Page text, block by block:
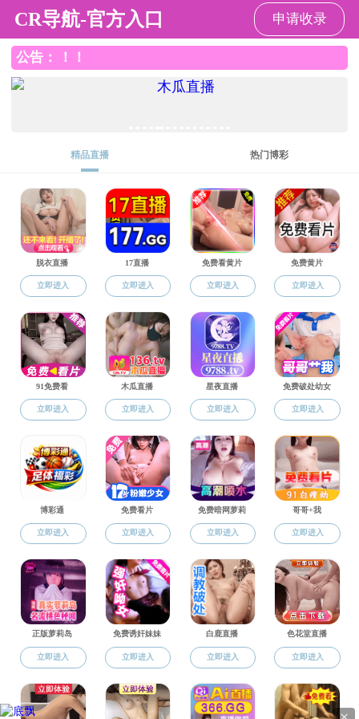
师资队伍
麻豆社 师资队伍 全职教师
李文岐
准聘助理
邮件:
办公室地
研究领域:
个人简历